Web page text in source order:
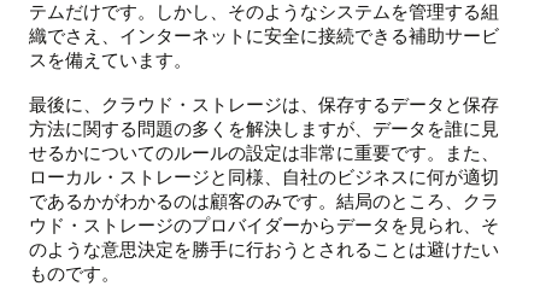
テムだけです。しかし、そのようなシステムを管理する組
織でさえ、インターネットに安全に接続できる補助サービ
スを備えています。
最後に、クラウド・ストレージは、保存するデータと保存
方法に関する問題の多くを解決しますが、データを誰に見
せるかについてのルールの設定は非常に重要です。また、
ローカル・ストレージと同様、自社のビジネスに何が適切
であるかがわかるのは顧客のみです。結局のところ、クラ
ウド・ストレージのプロバイダーからデータを見られ、そ
のような意思決定を勝手に行おうとされることは避けたい
ものです。